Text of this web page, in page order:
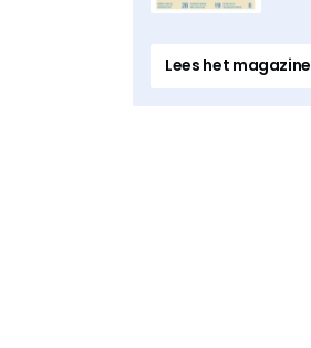
Lees het magazine